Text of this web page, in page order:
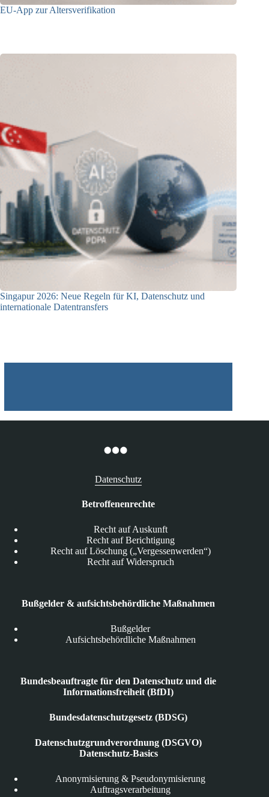
EU-App zur Altersverifikation
Singapur 2026: Neue Regeln für KI, Datenschutz und
internationale Datentransfers
Datenschutz
Betroffenenrechte
Recht auf Auskunft
Recht auf Berichtigung
Recht auf Löschung („Vergessenwerden“)
Recht auf Widerspruch
Bußgelder & aufsichtsbehördliche Maßnahmen
Bußgelder
Aufsichtsbehördliche Maßnahmen
Bundesbeauftragte für den Datenschutz und die
Informationsfreiheit (BfDI)
Bundesdatenschutzgesetz (BDSG)
Datenschutzgrundverordnung (DSGVO)
Datenschutz-Basics
Anonymisierung & Pseudonymisierung
Auftragsverarbeitung